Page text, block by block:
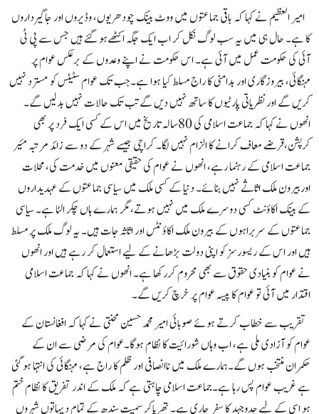
امیر العظیم نے کہا کہ باقی جماعتوں میں ووٹ بینک چودھریوں، وڈیروں اور جاگیرداروں
کا ہے۔ حال ہی میں یہ سب لوگ نکل کر اب ایک جگہ اکٹھےہو گئے ہیں جس سے پی ٹی
آئی کی حکومت عمل میں آئی ہے۔ اس حکومت نے اپنے وعدوں کے برعکس عوام پر
مہنگائی، بیروزگاری اور بدامنی کا راج مسلط کیا ہوا ہے۔جب تک عوام سٹیٹس کو مسترد نہیں
کریں گے اورنظریاتی پارٹیوں کا ساتھ نہیں دیں گے تب تک حالات نہیں بدلیں گے۔
انھوں نے کہا کہ جماعت اسلامی کی 80سالہ تاریخ میں اس کے کسی ایک فرد پر بھی
کرپشن،قرضے معاف کرانے کا الزام نہیں لگا۔ کراچی جیسے شہر کے دو سے زائد مرتبہ مئیر
جماعت اسلامی کے رہنما رہے، انھوں نے عوام کی حقیقی معنوں میں خدمت کی، محلات
اوربیرون ملک اثاثے نہیں بنائے۔ دنیا کے کسی ملک میں سیاسی جماعتوں کے عہدیداروں
کے بینک اکاؤنٹ کسی دوسرے ملک میں نہیں ہوتے،مگر ہمارے ہاں چکر الٹا ہے۔ سیاسی
جماعتوں کے سربراہوں کے بیرون ملک اکاؤنٹس اور اثاثہ جات ہیں۔ یہ لوگ ملک پر مسلط
ہیں اور اس کے ریسورسز کو اپنی دولت بڑھانے کے لیے استعمال کر رہے ہیں اور انھوں
نے عوام کو بنیادی حقوق سے بھی محروم کررکھا ہے۔ انھوں نے کہا کہ جماعت اسلامی
اقتدار میں آئی تو عوام کا پیسہ عوام پر خرچ کریں گے۔
تقریب سے خطاب کرتے ہوئے صوبائی امیر محمد حسین محنتی نے کہا کہ افغانستان کے
عوام کو آزادی ملی ہے، اب وہاں شورائیت کا نظام ہوگا۔عوام کی مرضی سے ان کے
حکمران منتخب ہوں گے۔ہمارے ملک میں ناانصافی اور ظلم کا راج ہے، مہنگائی کی انتہا ہو گئی
ہے غریب عوام پس رہا ہے۔جماعت اسلامی چاہتی ہے کہ ملک کے اندر تفریق کا نظام ختم
ہو اسی کے لیے جدوجہد کا سفر جاری ہے۔ تھرپاکر سمیت سندھ کے تمام دیہاتوں شہروں